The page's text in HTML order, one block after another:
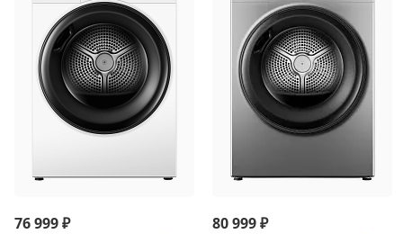
76 999₽ 80 999₽